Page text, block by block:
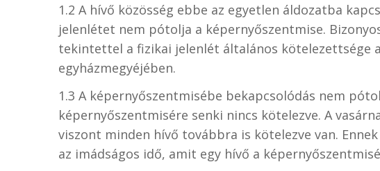
1.2 A hívő közösség ebbe az egyetlen áldozatba
jelenlétet nem pótolja a képernyőszentmise.
tekintettel a fizikai jelenlét általános kötelezettsége
egyházmegyéjében.
1.3 A képernyőszentmisébe bekapcsolódás nem
képernyőszentmisére senki nincs kötelezve. A
viszont minden hívő továbbra is kötelezve van.
az imádságos idő, amit egy hívő a